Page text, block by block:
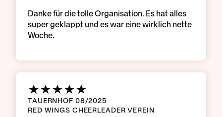
Danke für die tolle Organisation. Es hat alles
super geklappt und es war eine wirklich nette
Woche.
TAUERNHOF 08/2025
RED WINGS CHEERLEADER VEREIN